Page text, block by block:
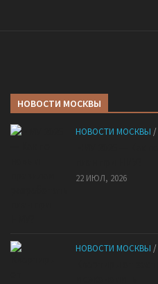
НОВОСТИ МОСКВЫ
НОВОСТИ МОСКВЫ /
22 ИЮЛ, 2026
НОВОСТИ МОСКВЫ /